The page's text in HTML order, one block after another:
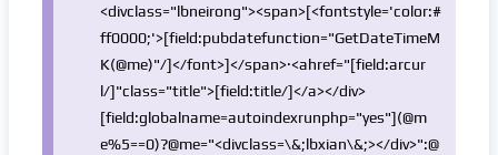
<divclass="lbneirong"><span>[<fontstyle='color:#
ff0000;'>[field:pubdatefunction="GetDateTimeM
K(@me)"/]</font>]</span>·<ahref="[field:arcur
l/]"class="title">[field:title/]</a></div>
[field:globalname=autoindexrunphp="yes"](@m
e%5==0)?@me="<divclass=\&;lbxian\&;></div>":@